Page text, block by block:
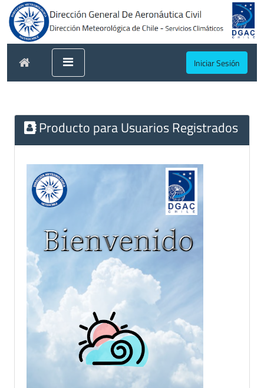
Iniciar Sesión
Producto para Usuarios Registrados